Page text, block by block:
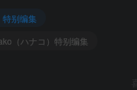
特别编集
（ハナコ）特别编集